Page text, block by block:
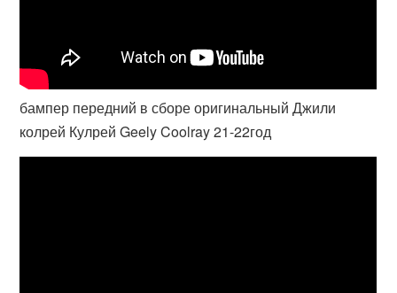
бампер передний в сборе оригинальный Джили
колрей Кулрей Geely Coolray 21-22год